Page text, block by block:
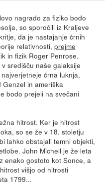
nagrado za fiziko bodo
so sporočili iz Kraljeve
da je nastajanje črnih
relativnosti, prejme
in fizik Roger Penrose.
središču naše galaksije
črna luknja,
in ameriška
bodo prejeli na svečani
hitrost. Ker je hitrost
so se že v 18. stoletju
lahko obstajali temni objekti,
John Michell je že leta
enako gostoto kot Sonce, a
višjo od hitrosti
1799...